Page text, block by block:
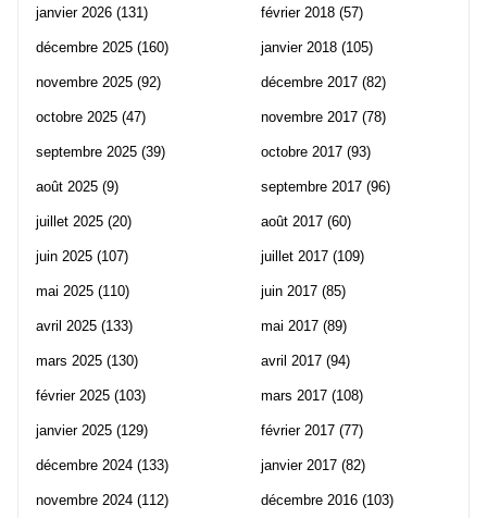
janvier 2026 (131)
décembre 2025 (160)
novembre 2025 (92)
octobre 2025 (47)
septembre 2025 (39)
août 2025 (9)
juillet 2025 (20)
juin 2025 (107)
mai 2025 (110)
avril 2025 (133)
mars 2025 (130)
février 2025 (103)
janvier 2025 (129)
décembre 2024 (133)
novembre 2024 (112)
février 2018 (57)
janvier 2018 (105)
décembre 2017 (82)
novembre 2017 (78)
octobre 2017 (93)
septembre 2017 (96)
août 2017 (60)
juillet 2017 (109)
juin 2017 (85)
mai 2017 (89)
avril 2017 (94)
mars 2017 (108)
février 2017 (77)
janvier 2017 (82)
décembre 2016 (103)